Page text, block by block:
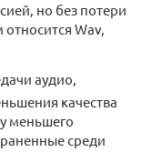
но без потери
Wav,
аудио,
качества
меньшего
среди